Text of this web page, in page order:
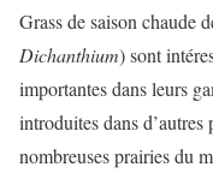
Grass de saison chaude
Dichanthium) sont
importantes dans leurs
introduites dans
nombreuses prairies du